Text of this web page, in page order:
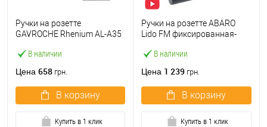
В наличии
Ручки на розетте
GAVROCHE Rhenium AL-A35
Цена 658 грн.
В корзину
Купить в 1 клик
В наличии
Ручки на розетте ABARO
Lido FM фиксированная-
Цена 1 239 грн.
В корзину
Купить в 1 клик